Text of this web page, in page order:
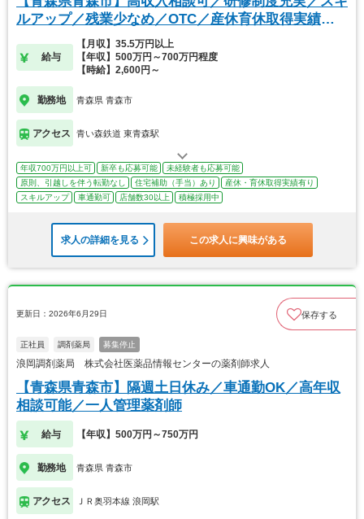
ルアップ／残業少なめ／OTC／産休育休取得実績有
給与
【月収】35.5万円以上
【年収】500万円～700万円程度
【時給】2,600円～
勤務地 青森県 青森市
アクセス 青い森鉄道 東青森駅
年収700万円以上可 新卒も応募可能
未経験者も応募可能
原則、引越しを伴う転勤なし
住宅補助（手当）あり
産休・育休取得実績有り
スキルアップ
車通勤可 店舗数30以上 積極採用中
求人の詳細を見る この求人に興味がある
更新日：2026年6月29日 保存する
正社員 調剤薬局 募集停止
浪岡調剤薬局 株式会社医薬品情報センターの薬剤師求人
【青森県青森市】隔週土日休み／車通勤OK／高年収
相談可能／一人管理薬剤師
給与 【年収】500万円～750万円
勤務地 青森県 青森市
アクセス ＪＲ奥羽本線 浪岡駅